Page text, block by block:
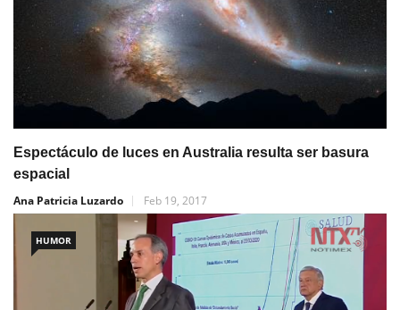
Espectáculo de luces en Australia resulta ser basura
espacial
Ana Patricia Luzardo
Feb 19, 2017
HUMOR